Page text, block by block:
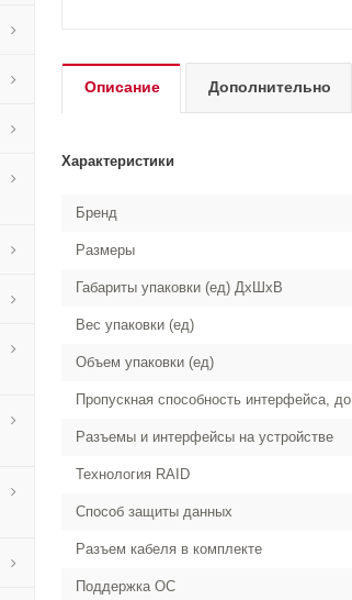
Описание Дополнительно
Характеристики
Бренд
Размеры
Габариты упаковки (ед) ДхШхВ
Вес упаковки (ед)
Объем упаковки (ед)
Пропускная способность интерфейса, до
Разъемы и интерфейсы на устройстве
Технология RAID
Способ защиты данных
Разъем кабеля в комплекте
Поддержка ОС